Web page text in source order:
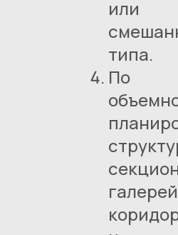
или
типа.
По